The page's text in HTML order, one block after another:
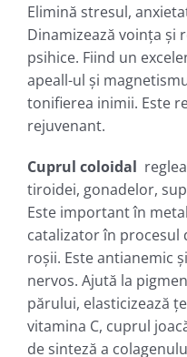
Elimină stresul,
Dinamizează voinţa şi
psihice. Fiind un
apeall-ul şi
tonifierea inimii. Este
rejuvenant.
Cuprul coloidal
tiroidei, gonadelor,
Este important în
catalizator în procesul
roşii. Este antianemic
nervos. Ajută la
părului, elasticizează
vitamina C, cuprul
de sinteză a